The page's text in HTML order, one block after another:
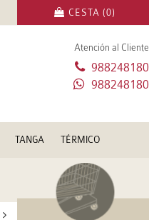
CESTA (0)
Atención al Cliente
988248180
988248180
TANGA TÉRMICO